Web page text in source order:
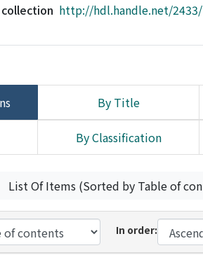
http://hdl.handle.net/2433/
By Title
By Classification
List Of Items (Sorted by Table of
In order: